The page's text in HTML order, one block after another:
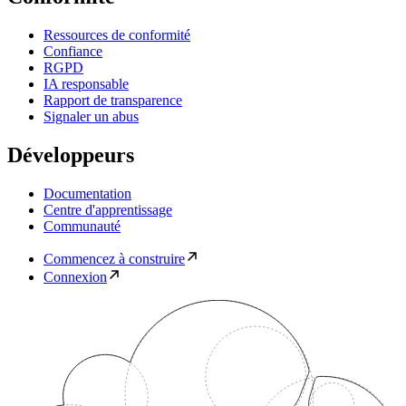
Ressources de conformité
Confiance
RGPD
IA responsable
Rapport de transparence
Signaler un abus
Développeurs
Documentation
Centre d'apprentissage
Communauté
Commencez à construire
Connexion